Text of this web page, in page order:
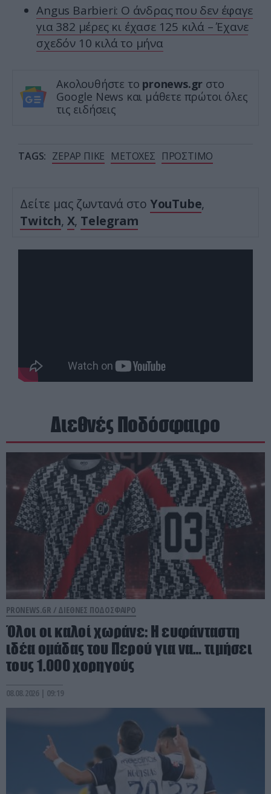
Angus Barbieri: Ο άνδρας που δεν έφαγε
για 382 μέρες κι έχασε 125 κιλά – Έχανε
σχεδόν 10 κιλά το μήνα
Ακολουθήστε το pronews.gr στο
Google News και μάθετε πρώτοι όλες
τις ειδήσεις
TAGS: ΖΕΡΑΡ ΠΙΚΕ ΜΕΤΟΧΕΣ ΠΡΟΣΤΙΜΟ
Δείτε μας ζωντανά στο YouTube,
Twitch, X, Telegram
Διεθνές Ποδόσφαιρο
PRONEWS.GR / ΔΙΕΘΝΕΣ ΠΟΔΟΣΦΑΙΡΟ
Όλοι οι καλοί χωράνε: Η ευφάνταστη
ιδέα ομάδας του Περού για να… τιμήσει
τους 1.000 χορηγούς
08.08.2026 | 09:19